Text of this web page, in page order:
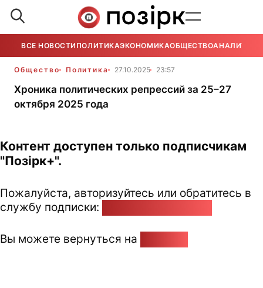
ВСЕ НОВОСТИ ПОЛИТИКАЭКОНОМИКАОБЩЕСТВОАНАЛИТИКА
Общество Политика 27.10.2025 23:57
Хроника политических репрессий за 25–27
октября 2025 года
Контент доступен только подписчикам
"Позірк+".
Пожалуйста, авторизуйтесь или обратитесь в
службу подписки:
Вы можете вернуться на